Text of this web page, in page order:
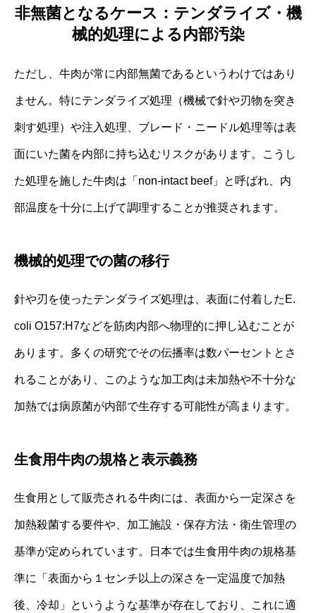
非無菌となるケース：テンダライズ・機
械的処理による内部汚染
ただし、牛肉が常に内部無菌であるというわけではあり
ません。特にテンダライズ処理（機械で針や刃物を突き
刺す処理）や注入処理、ブレード・ニードル処理等は表
面にいた菌を内部に持ち込むリスクがあります。こうし
た処理を施した牛肉は「non-intact beef」と呼ばれ、内
部温度を十分に上げて調理することが推奨されます。
機械的処理での菌の移行
針や刃を使ったテンダライズ処理は、表面に付着したE.
coli O157:H7などを筋肉内部へ物理的に押し込むことが
あります。多くの研究でその伝播率は数パーセントとさ
れることがあり、このような加工肉は未加熱や不十分な
加熱では病原菌が内部で生存する可能性が高まります。
生食用牛肉の規格と表示義務
生食用として販売される牛肉には、表面から一定深さを
加熱殺菌する要件や、加工施設・保存方法・衛生管理の
基準が定められています。日本では生食用牛肉の規格基
準に「表面から１センチ以上の深さを一定温度で加熱
後、冷却」というような基準が存在しており、これに適